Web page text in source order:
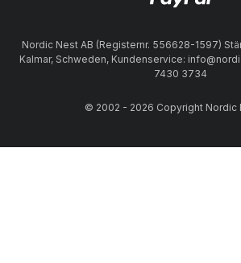
Nordic Nest AB (Registernr. 556628-1597)
Kalmar, Schweden, Kundenservice:
7430 3734
© 2002 - 2026 Copyright Nordic